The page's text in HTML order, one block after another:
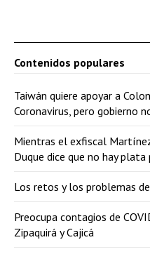
Contenidos populares
Taiwán quiere apoyar a
Coronavirus, pero gobierno
Mientras el exfiscal
Duque dice que no hay
Los retos y los problemas
Preocupa contagios de
Zipaquirá y Cajicá